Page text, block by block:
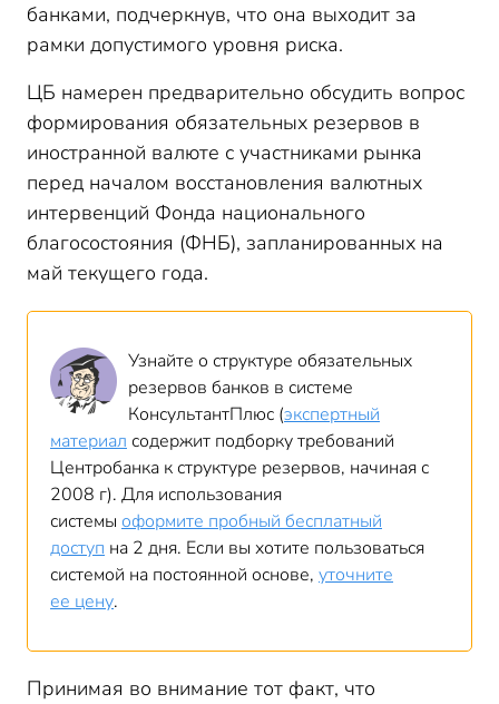
банками, подчеркнув, что она выходит за
рамки допустимого уровня риска.
ЦБ намерен предварительно обсудить вопрос
формирования обязательных резервов в
иностранной валюте с участниками рынка
перед началом восстановления валютных
интервенций Фонда национального
благосостояния (ФНБ), запланированных на
май текущего года.
Узнайте о структуре обязательных
резервов банков в системе
КонсультантПлюс (экспертный
материал содержит подборку требований
Центробанка к структуре резервов, начиная с
2008 г). Для использования
системы оформите пробный бесплатный
доступ на 2 дня. Если вы хотите пользоваться
системой на постоянной основе, уточните
ее цену.
Принимая во внимание тот факт, что